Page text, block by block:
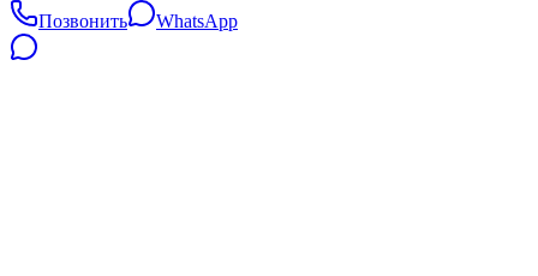
Позвонить
WhatsApp